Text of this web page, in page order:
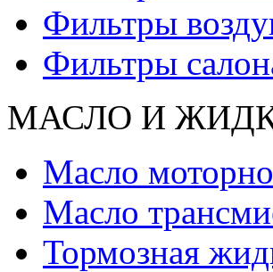
Фильтры
Фильтры
МАСЛО И
Масло
Масло
Тормозная